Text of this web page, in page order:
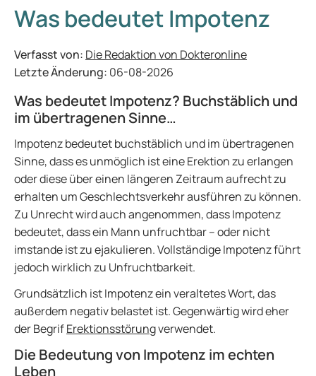
Was bedeutet Impotenz
Verfasst von: Die Redaktion von Dokteronline
Letzte Änderung: 06-08-2026
Was bedeutet Impotenz? Buchstäblich und
im übertragenen Sinne…
Impotenz bedeutet buchstäblich und im übertragenen
Sinne, dass es unmöglich ist eine Erektion zu erlangen
oder diese über einen längeren Zeitraum aufrecht zu
erhalten um Geschlechtsverkehr ausführen zu können.
Zu Unrecht wird auch angenommen, dass Impotenz
bedeutet, dass ein Mann unfruchtbar – oder nicht
imstande ist zu ejakulieren. Vollständige Impotenz führt
jedoch wirklich zu Unfruchtbarkeit.
Grundsätzlich ist Impotenz ein veraltetes Wort, das
außerdem negativ belastet ist. Gegenwärtig wird eher
der BegrifErektionsstörungverwendet.
Die Bedeutung von Impotenz im echten
Leben